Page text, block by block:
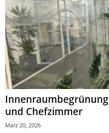
und Chefzimmer
März 20, 2026